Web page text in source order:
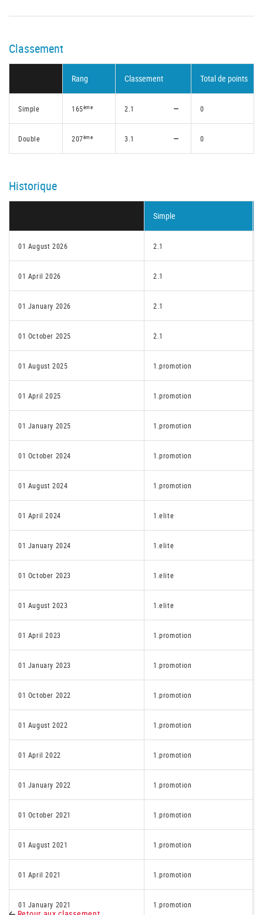
Classement
Rang Classement Total de points
Simple 165ème 2.1 0
Double 207ème 3.1 0
Historique
Simple
01 August 2026 2.1
01 April 2026 2.1
01 January 2026 2.1
01 October 2025 2.1
01 August 2025 1.promotion
01 April 2025 1.promotion
01 January 2025 1.promotion
01 October 2024 1.promotion
01 August 2024 1.promotion
01 April 2024 1.elite
01 January 2024 1.elite
01 October 2023 1.elite
01 August 2023 1.elite
01 April 2023 1.promotion
01 January 2023 1.promotion
01 October 2022 1.promotion
01 August 2022 1.promotion
01 April 2022 1.promotion
01 January 2022 1.promotion
01 October 2021 1.promotion
01 August 2021 1.promotion
01 April 2021 1.promotion
01 January 2021 1.promotion